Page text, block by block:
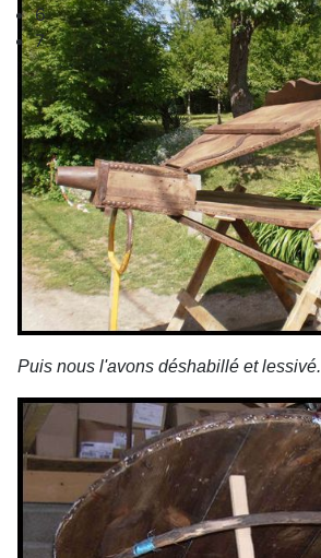
6
7
Puis nous l'avons déshabillé et lessivé.